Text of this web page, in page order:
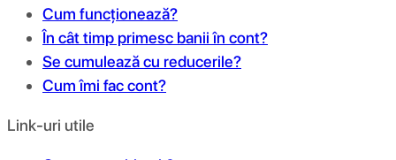
Cum funcționează?
În cât timp primesc banii în cont?
Se cumulează cu reducerile?
Cum îmi fac cont?
Link-uri utile